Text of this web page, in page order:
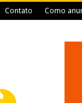
Contato Como